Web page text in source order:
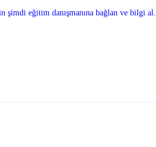
şimdi eğitim danışmanına bağlan ve bilgi al.